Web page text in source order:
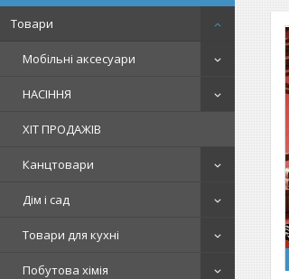
Товари
Мобільні аксесуари
НАСІННЯ
ХІТ ПРОДАЖІВ
Канцтовари
Дім і сад
Товари для кухні
Побутова хімія